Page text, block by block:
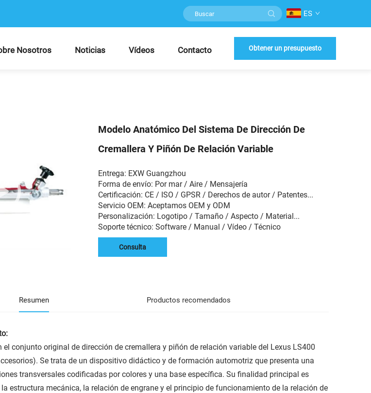
ES
Nosotros Noticias Vídeos Contacto Obtener un presupuesto
Modelo Anatómico Del Sistema De Dirección De
Cremallera Y Piñón De Relación Variable
Entrega: EXW Guangzhou
Forma de envío: Por mar / Aire / Mensajería
Certificación: CE / ISO / GPSR / Derechos de autor / Patentes...
Servicio OEM: Aceptamos OEM y ODM
Personalización: Logotipo / Tamaño / Aspecto / Material...
Soporte técnico: Software / Manual / Vídeo / Técnico
Consulta
Resumen Productos recomendados
el conjunto original de dirección de cremallera y piñón de relación variable del Lexus LS400
Se trata de un dispositivo didáctico y de formación automotriz que presenta una
transversales codificadas por colores y una base específica. Su finalidad principal es
estructura mecánica, la relación de engrane y el principio de funcionamiento de la relación de